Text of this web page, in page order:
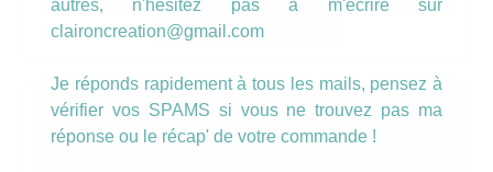
AJOUTER AU PANIER
autres, n'hésitez pas à m'écrire sur
claironcreation@gmail.com
Je réponds rapidement à tous les mails, pensez à
vérifier vos SPAMS si vous ne trouvez pas ma
réponse ou le récap' de votre commande !